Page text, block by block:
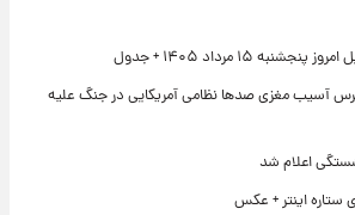
۱۵ مرداد ۱۴۰۵ + جدول
آسیب مغزی صدها نظامی آمریکایی در جنگ علیه
اعلام شد
ستاره اینتر + عکس